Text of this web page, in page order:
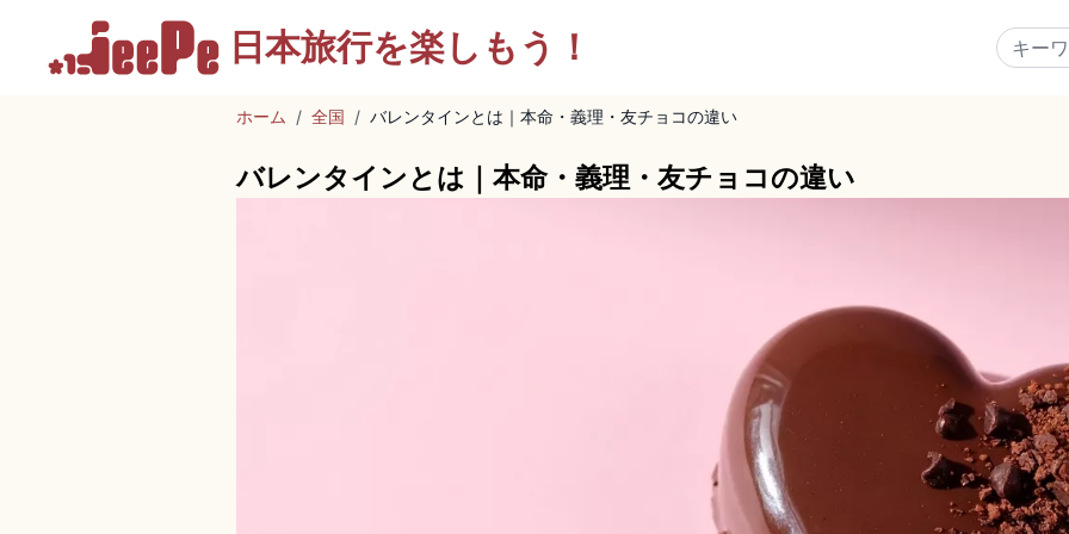
日本旅行を楽しもう！
ホーム / 全国 / バレンタインとは｜本命・義理・友チョコの違い
バレンタインとは｜本命・義理・友チョコの違い